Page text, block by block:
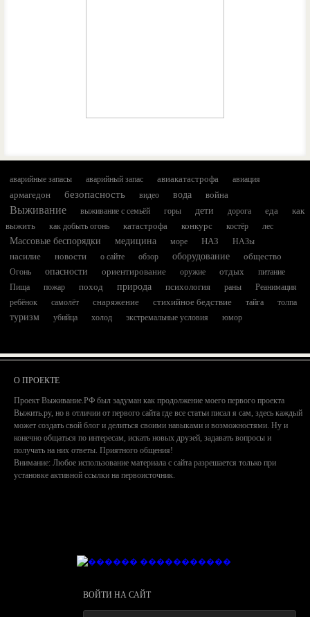
аварийные запасы аварийный запас авиакатастрофа авиация
армагедон безопасность видео вода война
Выживание выживание с семьёй горы дети дорога еда
как
выжить
как добыть огонь катастрофа конкурс костёр лес
Массовые беспорядки медицина море НАЗ НАЗы
насилие новости о сайте обзор оборудование общество
Огонь опасности ориентирование оружие отдых
питание
Пища
пожар поход природа психология раны
Реанимация
ребёнок
самолёт снаряжение стихийное бедствие тайга толпа
туризм убийца холод экстремальные условия юмор
О ПРОЕКТЕ
Проект Выживание.РФ был задуман как продолжение моего первого проекта
Выжить.ру, но в отличии от первого сайта где все статьи писал я сам, здесь каждый
может создать свой блог и делиться своими навыками и возможностями. Ну и
конечно общаться по интересам, искать новых друзей, задавать вопросы и
получать на них ответы. Приятного общения!
Внимание: Любое использование материала с сайта разрешается только при
установке активной ссылки на первоисточник.
ВОЙТИ НА САЙТ